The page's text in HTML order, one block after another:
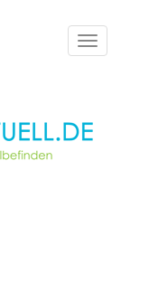
Toggle
navigation